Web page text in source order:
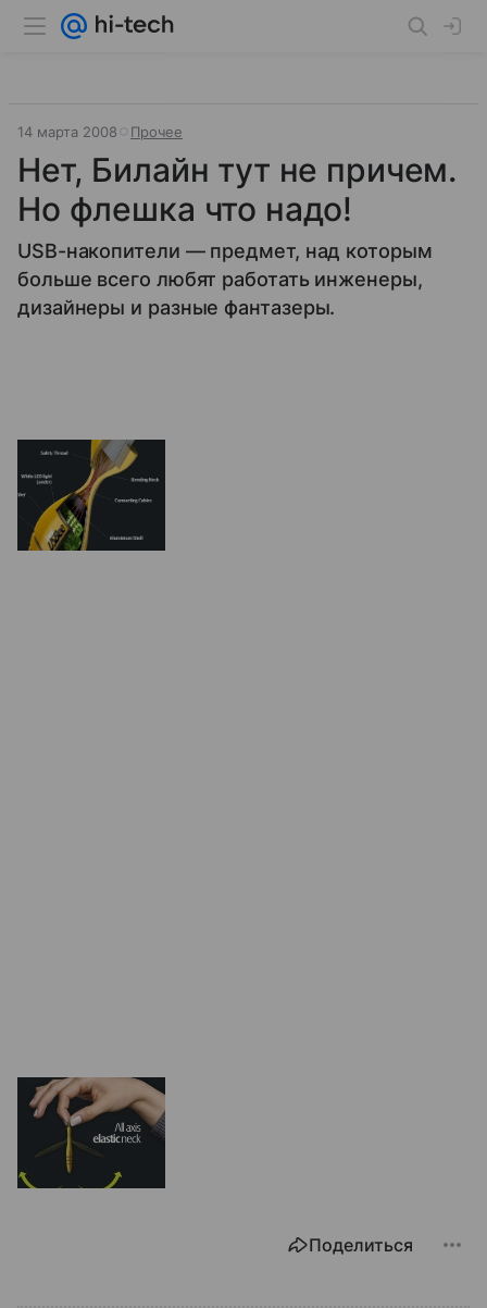
14 марта 2008 Прочее
Нет, Билайн тут не причем.
Но флешка что надо!
USB-накопители — предмет, над которым
больше всего любят работать инженеры,
дизайнеры и разные фантазеры.
Поделиться